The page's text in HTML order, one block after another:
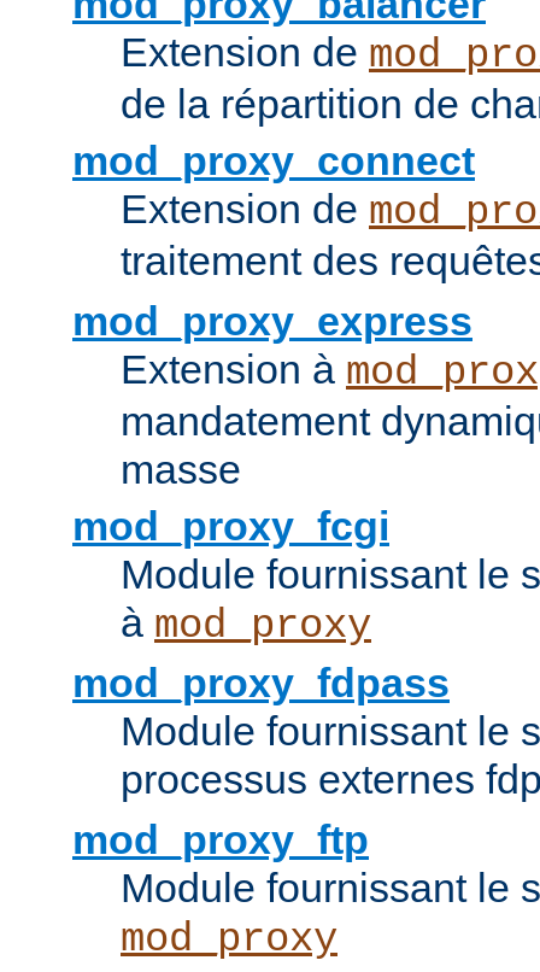
Extension de
de la répartition de
mod_proxy_connect
Extension de
traitement des
mod_proxy_express
Extension à
mandatement
masse
mod_proxy_fcgi
Module fournissant le
à mod_proxy
mod_proxy_fdpass
Module fournissant le
processus externes
mod_proxy_ftp
Module fournissant le
mod_proxy